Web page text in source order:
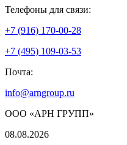
Телефоны для связи:
+7 (916) 170-00-28
+7 (495) 109-03-53
Почта:
info@arngroup.ru
ООО «АРН ГРУПП»
08.08.2026